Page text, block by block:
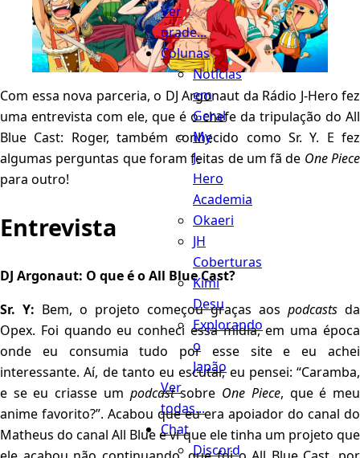
Ver
grade...
Colunas
Notícias
em
Geral
My
J-
Hero
Academia
Okaeri
JH
Coberturas
Kimi
Desu
Explorando
o
Japão
Ver
todas...
Chat
Discord
Com essa nova parceria, o DJ Argonaut da Rádio J-Hero fez
uma entrevista com ele, que é o chefe da tripulação do All
Blue Cast: Roger, também conhecido como Sr. Y. E fez
algumas perguntas que foram feitas de um fã de One Piece
para outro!
Entrevista
DJ Argonaut: O que é o All Blue Cast?
Sr. Y: Bem, o projeto começou graças aos podcasts da
Opex. Foi quando eu conheci essa mídia, em uma época
onde eu consumia tudo por esse site e eu achei
interessante. Aí, de tanto eu escutar, eu pensei: “Caramba,
e se eu criasse um podcastsobre One Piece, que é meu
anime favorito?”. Acabou que eu era apoiador do canal do
Matheus do canal All Blue e vi que ele tinha um projeto que